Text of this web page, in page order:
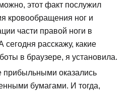
этот факт послужил
кровообращения ног и
части правой ноги в
сегодня расскажу, какие
в браузере, я установила.
прибыльными оказались
бумагами. И тогда,